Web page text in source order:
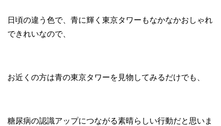
日頃の違う色で、青に輝く東京タワーもなかなかおしゃれ
できれいなので、
お近くの方は青の東京タワーを見物してみるだけでも、
糖尿病の認識アップにつながる素晴らしい行動だと思いま